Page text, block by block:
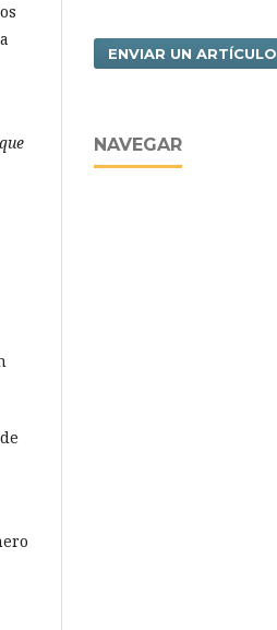
ENVIAR UN ARTÍCULO
NAVEGAR